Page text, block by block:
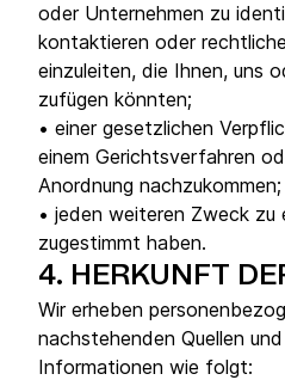
oder Unternehmen zu
kontaktieren oder
einzuleiten, die Ihnen, uns
zufügen könnten;
• einer gesetzlichen
einem Gerichtsverfahren
Anordnung nachzukommen;
• jeden weiteren Zweck zu
zugestimmt haben.
4. HERKUNFT
Wir erheben
nachstehenden Quellen
Informationen wie folgt: